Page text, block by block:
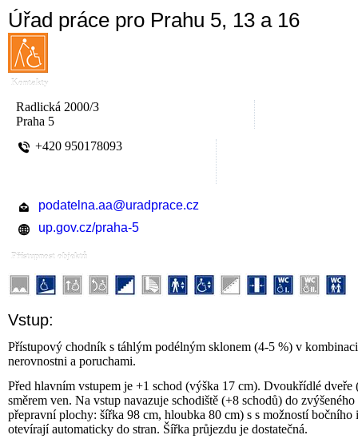
Úřad práce pro Prahu 5, 13 a 16
Kontakty
Radlická 2000/3
Praha 5
+420 950178093
podatelna.aa@uradprace.cz
up.gov.cz/praha-5
Přístupnost objektů
Vstup:
Přístupový chodník s táhlým podélným sklonem (4-5 %) v
nerovnostni a poruchami.
Před hlavním vstupem je +1 schod (výška 17 cm). Dvoukřídlé
směrem ven. Na vstup navazuje schodiště (+8 schodů) do
přepravní plochy: šířka 98 cm, hloubka 80 cm) s s možností
otevírají automaticky do stran. Šířka průjezdu je dostatečná.